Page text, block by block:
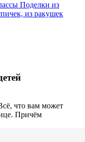
Поделки из
из ракушек
что вам может
Причём